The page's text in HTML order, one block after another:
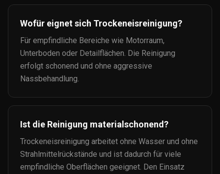
Wofür eignet sich Trockeneisreinigung?
Für empfindliche Bereiche wie Motorraum,
Unterboden oder Detailflächen. Die Reinigung
erfolgt schonend und ohne aggressive
Nassbehandlung.
Ist die Reinigung materialschonend?
Trockeneisreinigung arbeitet ohne Wasser und ohne
Strahlmittelrückstände und ist dadurch für viele
empfindliche Oberflächen geeignet. Den Einsatz